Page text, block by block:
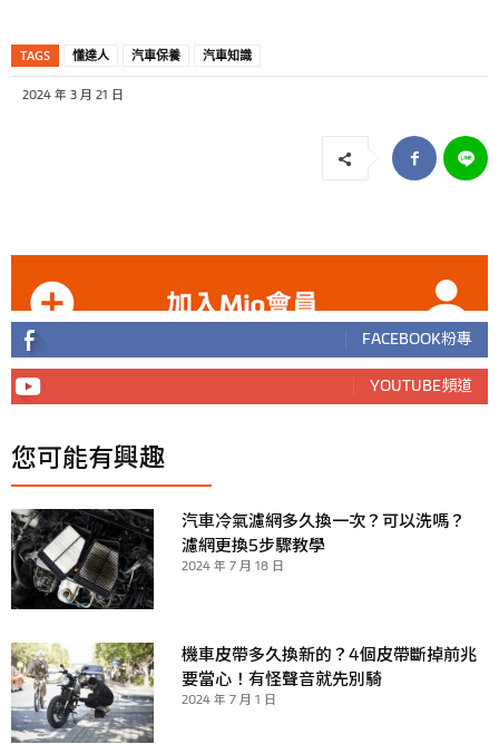
TAGS 懂達人 汽車保養 汽車知識
2024 年 3 月 21 日
FACEBOOK粉專
YOUTUBE頻道
您可能有興趣
汽車冷氣濾網多久換一次？可以洗嗎？
濾網更換5步驟教學
2024 年 7 月 18 日
機車皮帶多久換新的？4個皮帶斷掉前兆
要當心！有怪聲音就先別騎
2024 年 7 月 1 日